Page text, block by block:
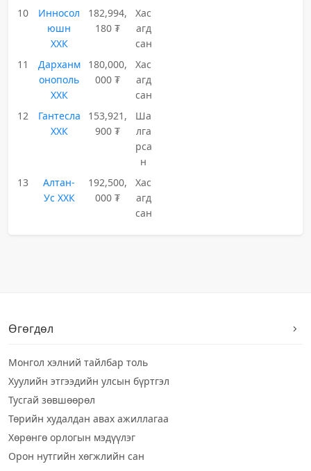
10
Инносол
юшн
ХХК
182,994,
180 ₮
Хас
агд
сан
11
Дарханм
онополь
ХХК
180,000,
000 ₮
Хас
агд
сан
12
Гантесла
ХХК
153,921,
900 ₮
Ша
лга
рса
н
13
Алтан-
Ус ХХК
192,500,
000 ₮
Хас
агд
сан
Өгөгдөл
Монгол хэлний тайлбар толь
Хуулийн этгээдийн улсын бүртгэл
Тусгай зөвшөөрөл
Төрийн худалдан авах ажиллагаа
Хөрөнгө орлогын мэдүүлэг
Орон нутгийн хөгжлийн сан